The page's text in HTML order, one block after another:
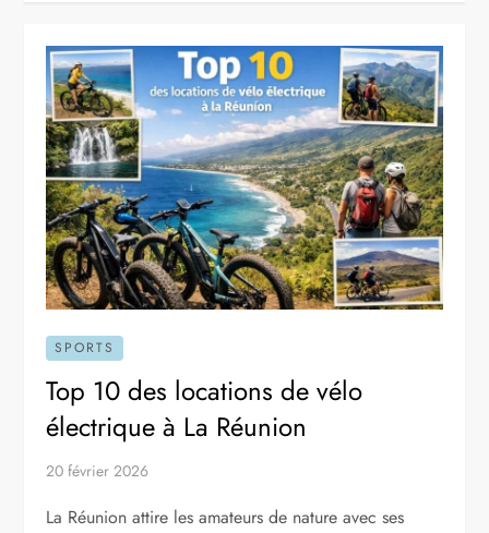
SPORTS
Top 10 des locations de vélo
électrique à La Réunion
20 février 2026
La Réunion attire les amateurs de nature avec ses